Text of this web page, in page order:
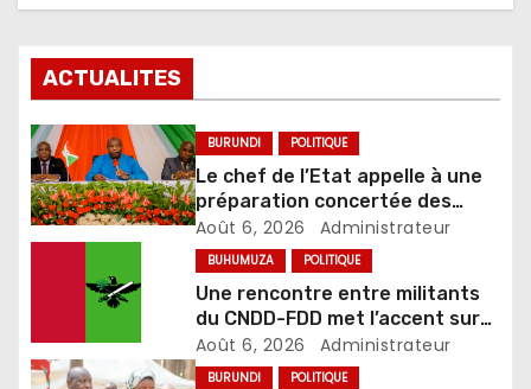
ACTUALITES
BURUNDI POLITIQUE
Le chef de l’Etat appelle à une
préparation concertée des
élections de 2027
Août 6, 2026 Administrateur
BUHUMUZA POLITIQUE
Une rencontre entre militants
du CNDD-FDD met l’accent sur
le développement et la sécurité
Août 6, 2026 Administrateur
BURUNDI POLITIQUE